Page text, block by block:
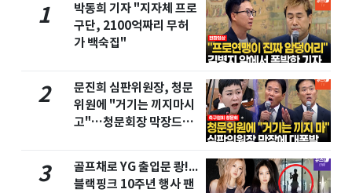
1
박동희 기자 "지자체 프로
구단, 2100억짜리 무허
가 백숙집"
2
문진희 심판위원장, 청문
위원에 "거기는 끼지마시
고"…청문회장 막장드라
3
골프채로 YG 출입문 쾅!...
블랙핑크 10주년 행사 팬